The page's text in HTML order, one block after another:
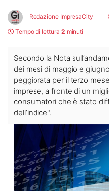
Redazione ImpresaCity
Tempo di lettura 2 minuti
Secondo la Nota
dei mesi di maggio e
peggiorata per il terzo
imprese, a fronte di un
consumatori che è stato
dell’indice".